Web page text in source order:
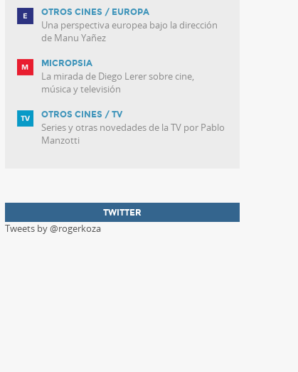
OTROS CINES / EUROPA
Una perspectiva europea bajo la dirección
de Manu Yañez
MICROPSIA
La mirada de Diego Lerer sobre cine,
música y televisión
OTROS CINES / TV
Series y otras novedades de la TV por Pablo
Manzotti
TWITTER
Tweets by @rogerkoza